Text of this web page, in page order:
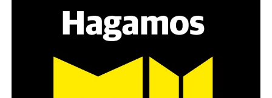
es a través del interrogante, que puedan encarnar la
pregunta», comparte Gonzalo, de 41 años.